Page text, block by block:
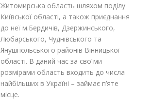
Житомирська область шляхом поділу
Київської області, а також приєднання
до неї м.Бердичів, Дзержинського,
Любарського, Чуднівського та
Янушпольського районів Вінницької
області. В даний час за своїми
розмірами область входить до числа
найбільших в Україні – займає п’яте
місце.